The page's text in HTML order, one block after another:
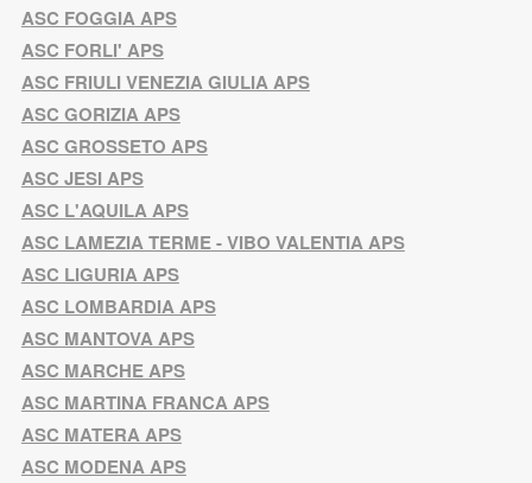
ASC FOGGIA APS
ASC FORLI' APS
ASC FRIULI VENEZIA GIULIA APS
ASC GORIZIA APS
ASC GROSSETO APS
ASC JESI APS
ASC L'AQUILA APS
ASC LAMEZIA TERME - VIBO VALENTIA APS
ASC LIGURIA APS
ASC LOMBARDIA APS
ASC MANTOVA APS
ASC MARCHE APS
ASC MARTINA FRANCA APS
ASC MATERA APS
ASC MODENA APS